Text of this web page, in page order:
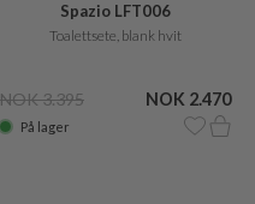
Spazio LFT006
Toalettsete, blank hvit
NOK 3.395 NOK 2.470
På lager